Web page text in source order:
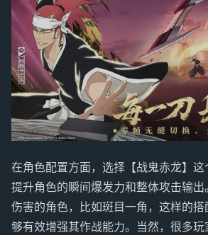
在角色配置方面，选择【战鬼赤龙】这
提升角色的瞬间爆发力和整体攻击输出
伤害的角色，比如斑目一角，这样的
够有效增强其作战能力。当然，很多